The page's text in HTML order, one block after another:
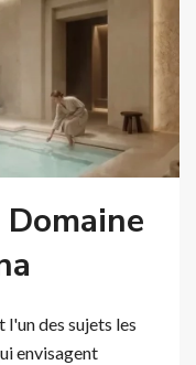
l'un des sujets les
envisagent